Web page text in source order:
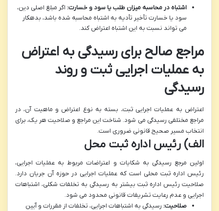
اشتباه در محاسبه میزان طلب یا سود و خسارت: اگر مبلغ اصلی دین،
سود یا خسارت تأخیر تأدیه به اشتباه محاسبه شده باشد، بدهکار
می تواند نسبت به این اشتباه اعتراض کند.
مراجع صالح برای رسیدگی به اعتراض
به عملیات اجرایی ثبت و روند
رسیدگی
اعتراض به عملیات اجرایی ثبت، بسته به نوع اعتراض و ماهیت آن، در
مراجع مختلفی رسیدگی می شود. شناخت این مراجع و صلاحیت هر یک، برای
انتخاب مسیر صحیح قانونی ضروری است.
الف) رئیس اداره ثبت محل
اولین مرجع رسیدگی به شکایات و اعتراضات مربوط به عملیات اجرایی،
رئیس اداره ثبت محلی است که عملیات اجرایی در حوزه آن جریان دارد.
صلاحیت رئیس اداره ثبت بیشتر به رسیدگی به تخلفات شکلی، اشتباهات
اجرایی و عدم رعایت تشریفات قانونی محدود می شود.
صلاحیت: رسیدگی به اشتباهات اجرایی، تخلفات از مقررات و آیین